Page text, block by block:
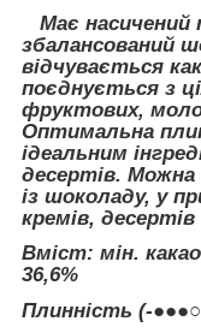
Має насичений
збалансований
відчувається
поєднується з
фруктових,
Оптимальна
ідеальним
десертів.
із шоколаду, у
кремів,
Вміст: мін.
36,6%
Плинність (-